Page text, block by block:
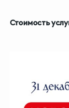
Стоимость